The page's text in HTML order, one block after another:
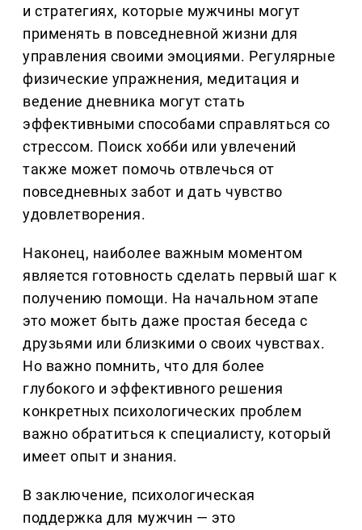
и стратегиях, которые мужчины могут
применять в повседневной жизни для
управления своими эмоциями. Регулярные
физические упражнения, медитация и
ведение дневника могут стать
эффективными способами справляться со
стрессом. Поиск хобби или увлечений
также может помочь отвлечься от
повседневных забот и дать чувство
удовлетворения.
Наконец, наиболее важным моментом
является готовность сделать первый шаг к
получению помощи. На начальном этапе
это может быть даже простая беседа с
друзьями или близкими о своих чувствах.
Но важно помнить, что для более
глубокого и эффективного решения
конкретных психологических проблем
важно обратиться к специалисту, который
имеет опыт и знания.
В заключение, психологическая
поддержка для мужчин — это